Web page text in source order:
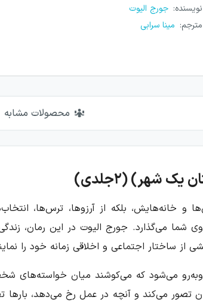
نویسنده: جورج الیوت
مترجم: مینا سرابی
محصولات مشابه
شهر) (۲جلدی)
و خانه‌هایش، بلکه از آرزوها، ترس‌ها،
ساختار اجتماعی و اخلاقی زمانه خود را
روبه‌رو می‌شود که می‌کوشند میان خواسته‌های
تصور می‌کند و آنچه در عمل رخ می‌دهد، بارها